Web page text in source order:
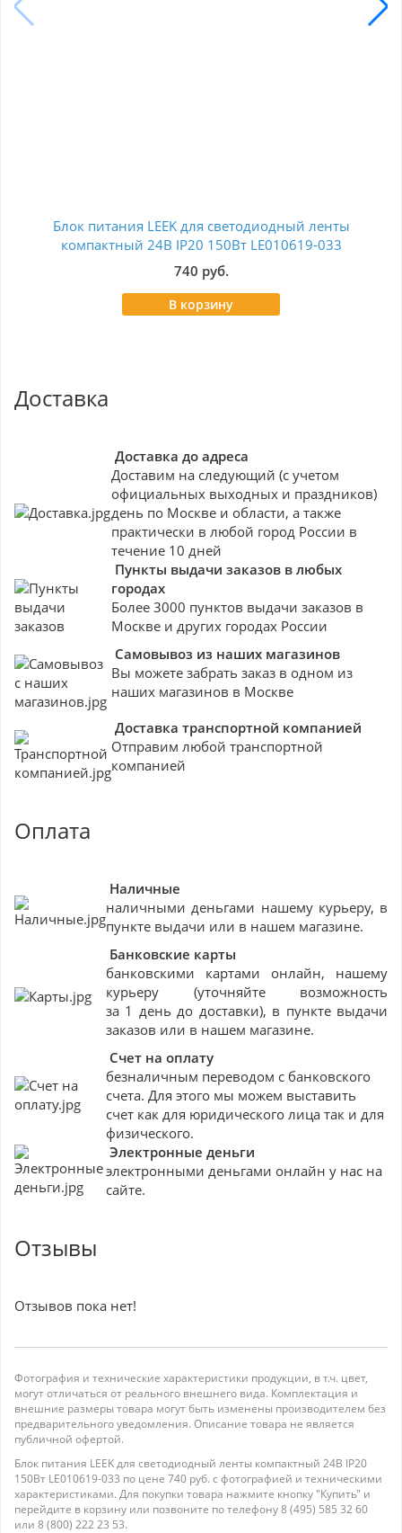
Блок питания LEEK для светодиодный ленты
компактный 24В IP20 150Вт LE010619-033
740 руб.
В корзину
Доставка
Доставка до адреса
Доставим на следующий (с учетом
официальных выходных и праздников)
день по Москве и области, а также
практически в любой город России в
течение 10 дней
Пункты выдачи заказов в любых
городах
Более 3000 пунктов выдачи заказов в
Москве и других городах России
Самовывоз из наших магазинов
Вы можете забрать заказ в одном из
наших магазинов в Москве
Доставка транспортной компанией
Отправим любой транспортной
компанией
Оплата
Наличные
наличными деньгами нашему курьеру, в
пункте выдачи или в нашем магазине.
Банковские карты
банковскими картами онлайн, нашему
курьеру (уточняйте возможность
за 1 день до доставки), в пункте выдачи
заказов или в нашем магазине.
Счет на оплату
безналичным переводом с банковского
счета. Для этого мы можем выставить
счет как для юридического лица так и для
физического.
Электронные деньги
электронными деньгами онлайн у нас на
сайте.
Отзывы
Отзывов пока нет!
Фотография и технические характеристики продукции, в т.ч. цвет,
могут отличаться от реального внешнего вида. Комплектация и
внешние размеры товара могут быть изменены производителем без
предварительного уведомления. Описание товара не является
публичной офертой.
Блок питания LEEK для светодиодный ленты компактный 24В IP20
150Вт LE010619-033 по цене 740 руб. с фотографией и техническими
характеристиками. Для покупки товара нажмите кнопку "Купить" и
перейдите в корзину или позвоните по телефону 8 (495) 585 32 60
или 8 (800) 222 23 53.